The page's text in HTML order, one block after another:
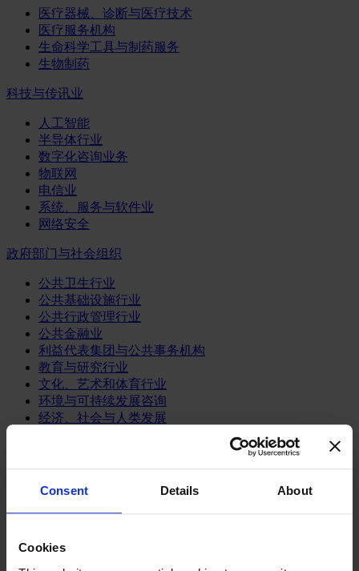
Consent Details About
Cookies
医疗器械、诊断与医疗技术
医疗服务机构
生命科学工具与制药服务
生物制药
科技与传讯业
人工智能
半导体行业
数字化咨询业务
物联网
电信业
系统、服务与软件业
网络安全
政府部门与社会组织
公共卫生行业
公共基础设施行业
公共行政管理行业
公共金融业
利益代表集团与公共事务机构
教育与研究行业
文化、艺术和体育行业
环境与可持续发展咨询
经济、社会与人类发展
媒体和娱乐业
消费品
餐饮、旅游与酒店业